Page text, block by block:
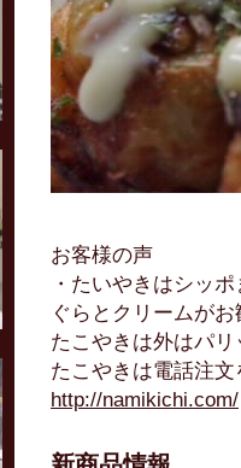
お客様の声
・たいやきはシッ
ぐらとクリームが
たこやきは外はパ
たこやきは電話注
http://namikichi.com/